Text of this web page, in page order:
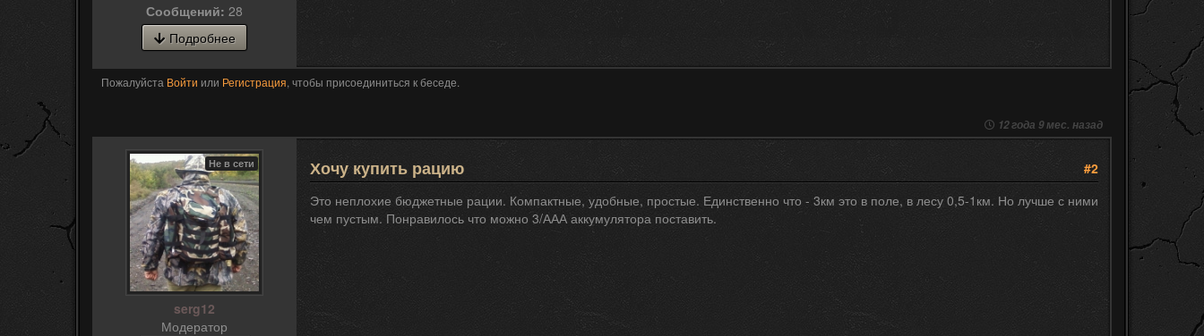
Сообщений: 28
Подробнее
Пожалуйста Войти или Регистрация, чтобы присоединиться к беседе.
12 года 9 мес. назад
Не в сети
serg12
Модератор
Хочу купить рацию
#2
Это неплохие бюджетные рации. Компактные, удобные, простые. Единственно что - 3км это в поле, в лесу 0,5-1км. Но лучше с ними
чем пустым. Понравилось что можно 3/ААА аккумулятора поставить.